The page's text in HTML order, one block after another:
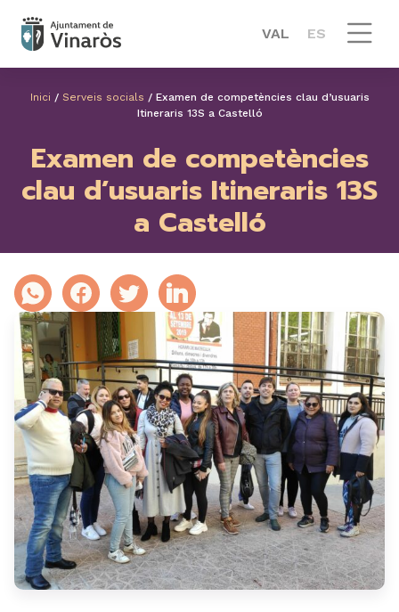
VAL ES
Inici / Serveis socials / Examen de competències clau d’usuaris
Itineraris 13S a Castelló
Examen de competències
clau d’usuaris Itineraris 13S
a Castelló